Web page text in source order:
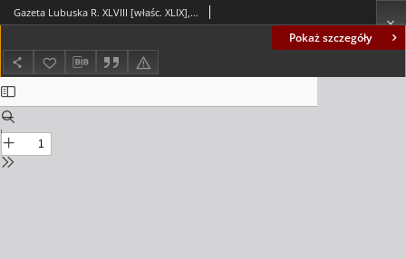
Pokaż szczegóły
Gazeta Lubuska R. XLVIII [właśc. XLIX], nr 120 (24 maja 2000). - Wyd. A